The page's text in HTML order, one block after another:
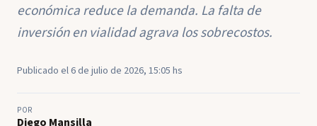
económica reduce la demanda. La falta de
inversión en vialidad agrava los sobrecostos.
Publicado el 6 de julio de 2026, 15:05 hs
POR
Diego Mansilla